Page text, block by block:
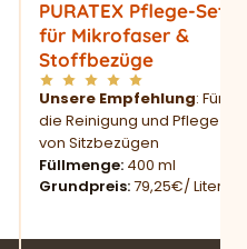
PURATEX Pflege-Set
für Mikrofaser &
Stoffbezüge
Unsere Empfehlung: Für
die Reinigung und Pflege
von Sitzbezügen
Füllmenge 400 ml
Grundpreis 79,25€/ Liter